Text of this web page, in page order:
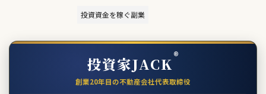
投資資金を稼ぐ副業
投資家JACK®
創業20年目の不動産会社代表取締役